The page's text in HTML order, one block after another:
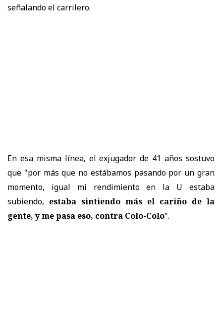
señalando el carrilero.
En esa misma línea, el exjugador de 41 años sostuvo
que "por más que no estábamos pasando por un gran
momento, igual mi rendimiento en la U estaba
subiendo, estaba sintiendo más el cariño de la
gente, y me pasa eso, contra Colo-Colo".